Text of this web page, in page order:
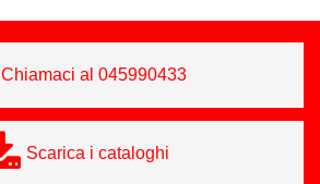
Chiamaci al 045990433
Scarica i cataloghi